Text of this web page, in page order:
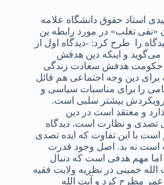
استاد حقوق دانشگاه علامه
«نفی تغلب» در مورد رابطه ین
را طرح کرد: -دیدگاه اول از
می‌گوید و اینکه دین هدفش
هدفش سعادت زندگی
دین وجه اجتماعی هم قائل
را برای مناسبات سیاسی و
رویکردش بیشتر سلبی است.
و معتقد است در دین
تصدی و نظارت است. دیدگاه
با این تفاوت که ایده تصدی
نه بد. اصل وجود قدرت
مهم هدفی است که دنبال
الله خمینی در نظریه ولایت فقیه
مطرح کرد و آیت الله